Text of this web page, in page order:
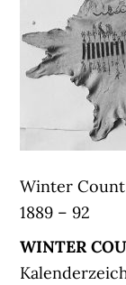
Winter
1889 – 92
WINTER